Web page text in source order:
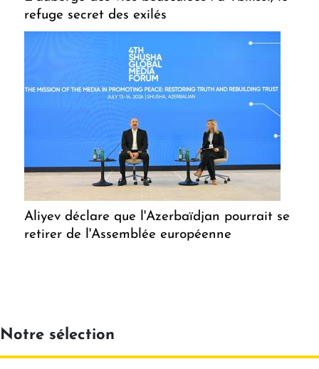
refuge secret des exilés
Aliyev déclare que l'Azerbaïdjan pourrait se
retirer de l'Assemblée européenne
Notre sélection